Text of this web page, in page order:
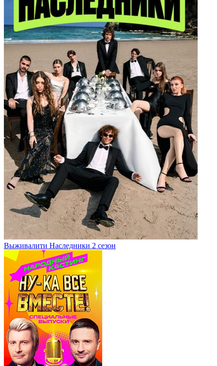
Выживалити Наследники 2 сезон